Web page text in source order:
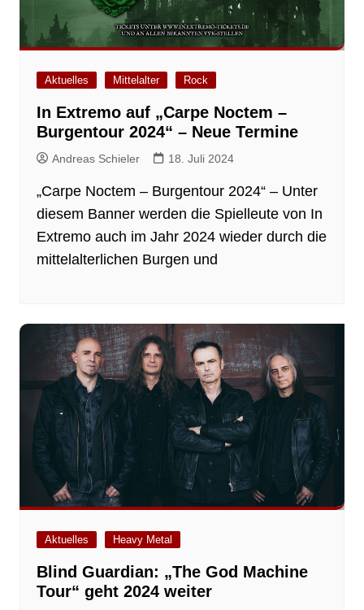
Aktuelles Mittelalter Rock
In Extremo auf „Carpe Noctem –
Burgentour 2024“ – Neue Termine
Andreas Schieler 18. Juli 2024
„Carpe Noctem – Burgentour 2024“ – Unter
diesem Banner werden die Spielleute von In
Extremo auch im Jahr 2024 wieder durch die
mittelalterlichen Burgen und
Aktuelles Heavy Metal
Blind Guardian: „The God Machine
Tour“ geht 2024 weiter